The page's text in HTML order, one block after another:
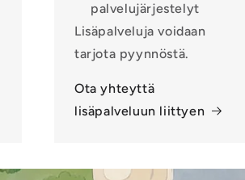
palvelujärjestelyt
Lisäpalveluja voidaan
tarjota pyynnöstä.
Ota yhteyttä
lisäpalveluun liittyen